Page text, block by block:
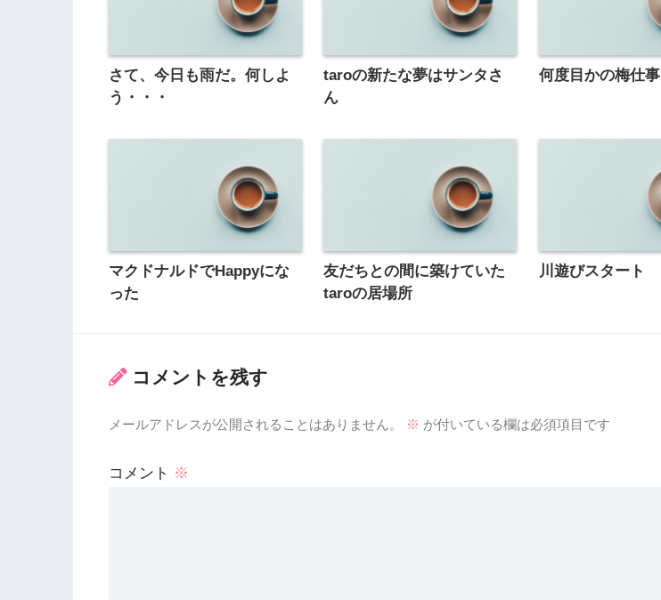
さて、今日も雨だ。何しよ
う・・・
taroの新たな夢はサンタさ
ん
何度目かの梅仕事
マクドナルドでHappyにな
った
友だちとの間に築けていた
taroの居場所
川遊びスタート
コメントを残す
メールアドレスが公開されることはありません。 ※ が付いている欄は必須項目です
コメント ※